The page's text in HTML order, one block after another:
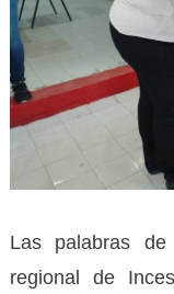
Las palabras
regional de